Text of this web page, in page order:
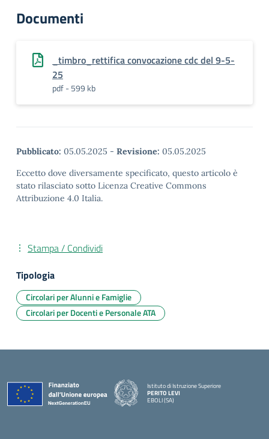
Documenti
_timbro_rettifica convocazione cdc del 9-5-
25
pdf - 599 kb
Pubblicato: 05.05.2025 - Revisione: 05.05.2025
Eccetto dove diversamente specificato, questo articolo è
stato rilasciato sotto Licenza Creative Commons
Attribuzione 4.0 Italia.
Stampa / Condividi
Tipologia
Circolari per Alunni e Famiglie
Circolari per Docenti e Personale ATA
Istituto di Istruzione Superiore
PERITO LEVI
EBOLI (SA)